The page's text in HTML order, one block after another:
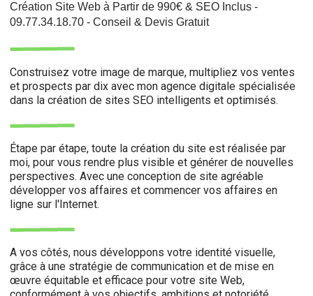
Création Site Web à Partir de 990€ & SEO Inclus -
09.77.34.18.70 - Conseil & Devis Gratuit
Construisez votre image de marque, multipliez vos ventes
et prospects par dix avec mon agence digitale spécialisée
dans la création de sites SEO intelligents et optimisés.
Étape par étape, toute la création du site est réalisée par
moi, pour vous rendre plus visible et générer de nouvelles
perspectives. Avec une conception de site agréable
développer vos affaires et commencer vos affaires en
ligne sur l'Internet.
A vos côtés, nous développons votre identité visuelle,
grâce à une stratégie de communication et de mise en
œuvre équitable et efficace pour votre site Web,